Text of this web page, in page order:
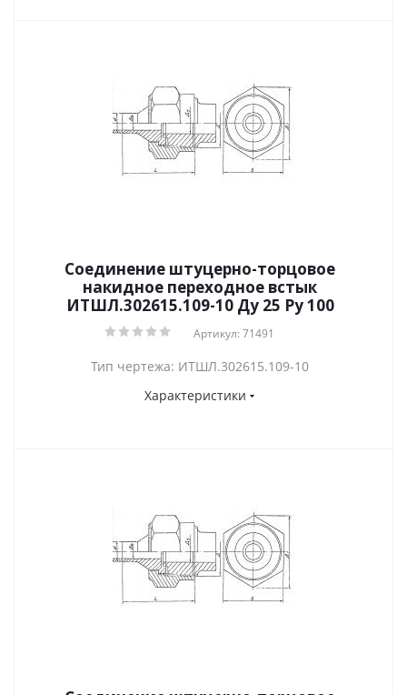
Соединение штуцерно-торцовое
накидное переходное встык
ИТШЛ.302615.109-10 Ду 25 Py 100
Артикул: 71491
Тип чертежа: ИТШЛ.302615.109-10
Характеристики